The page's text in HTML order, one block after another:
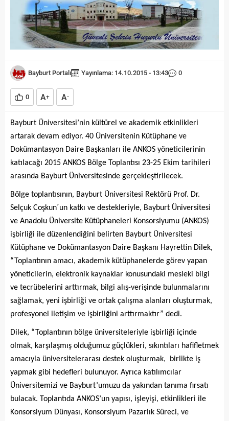
Bayburt Portalı Yayınlama: 14.10.2015 - 13:43 0
0 A+ A-
Bayburt Üniversitesi’nin kültürel ve akademik etkinlikleri
artarak devam ediyor. 40 Üniversitenin Kütüphane ve
Dokümantasyon Daire Başkanları ile ANKOS yöneticilerinin
katılacağı 2015 ANKOS Bölge Toplantısı 23-25 Ekim tarihileri
arasında Bayburt Üniversitesinde gerçekleştirilecek.
Bölge toplantısının, Bayburt Üniversitesi Rektörü Prof. Dr.
Selçuk Coşkun´un katkı ve destekleriyle, Bayburt Üniversitesi
ve Anadolu Üniversite Kütüphaneleri Konsorsiyumu (ANKOS)
işbirliği ile düzenlendiğini belirten Bayburt Üniversitesi
Kütüphane ve Dokümantasyon Daire Başkanı Hayrettin Dilek,
“Toplantının amacı, akademik kütüphanelerde görev yapan
yöneticilerin, elektronik kaynaklar konusundaki mesleki bilgi
ve tecrübelerini arttırmak, bilgi alış-verişinde bulunmalarını
sağlamak, yeni işbirliği ve ortak çalışma alanları oluşturmak,
profesyonel iletişim ve işbirliğini arttırmaktır” dedi.
Dilek, “Toplantının bölge üniversiteleriyle işbirliği içinde
olmak, karşılaşmış olduğumuz güçlükleri, sıkıntıları hafifletmek
amacıyla üniversitelerarası destek oluşturmak, birlikte iş
yapmak gibi hedefleri bulunuyor. Ayrıca katılımcılar
Üniversitemizi ve Bayburt’umuzu da yakından tanıma fırsatı
bulacak. Toplantıda ANKOS’un yapısı, işleyişi, etkinlikleri ile
Konsorsiyum Dünyası, Konsorsiyum Pazarlık Süreci, ve